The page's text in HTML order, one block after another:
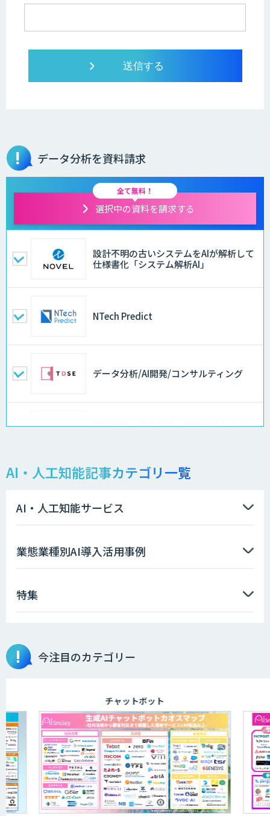
データ分析を資料請求
全て無料！
選択中の資料を請求する
設計不明の古いシステムをAIが解析して
仕様書化「システム解析AI」
NTech Predict
データ分析/AI開発/コンサルティング
異常検知・音声認識・画像解析システム
物品輸出から留学生・研究者のバックチ
AI価格調査ツールSmapra
埋もれた知見を再利用可能なデータ資産
に整備「KIBIT Libria」
異常検知AI
需要予測＋業務最適化AIシステム
『KISS』
AI・人工知能記事カテゴリ一覧
AI・人工知能サービス
業態業種別AI導入活用事例
特集
今注目のカテゴリー
チャットボット